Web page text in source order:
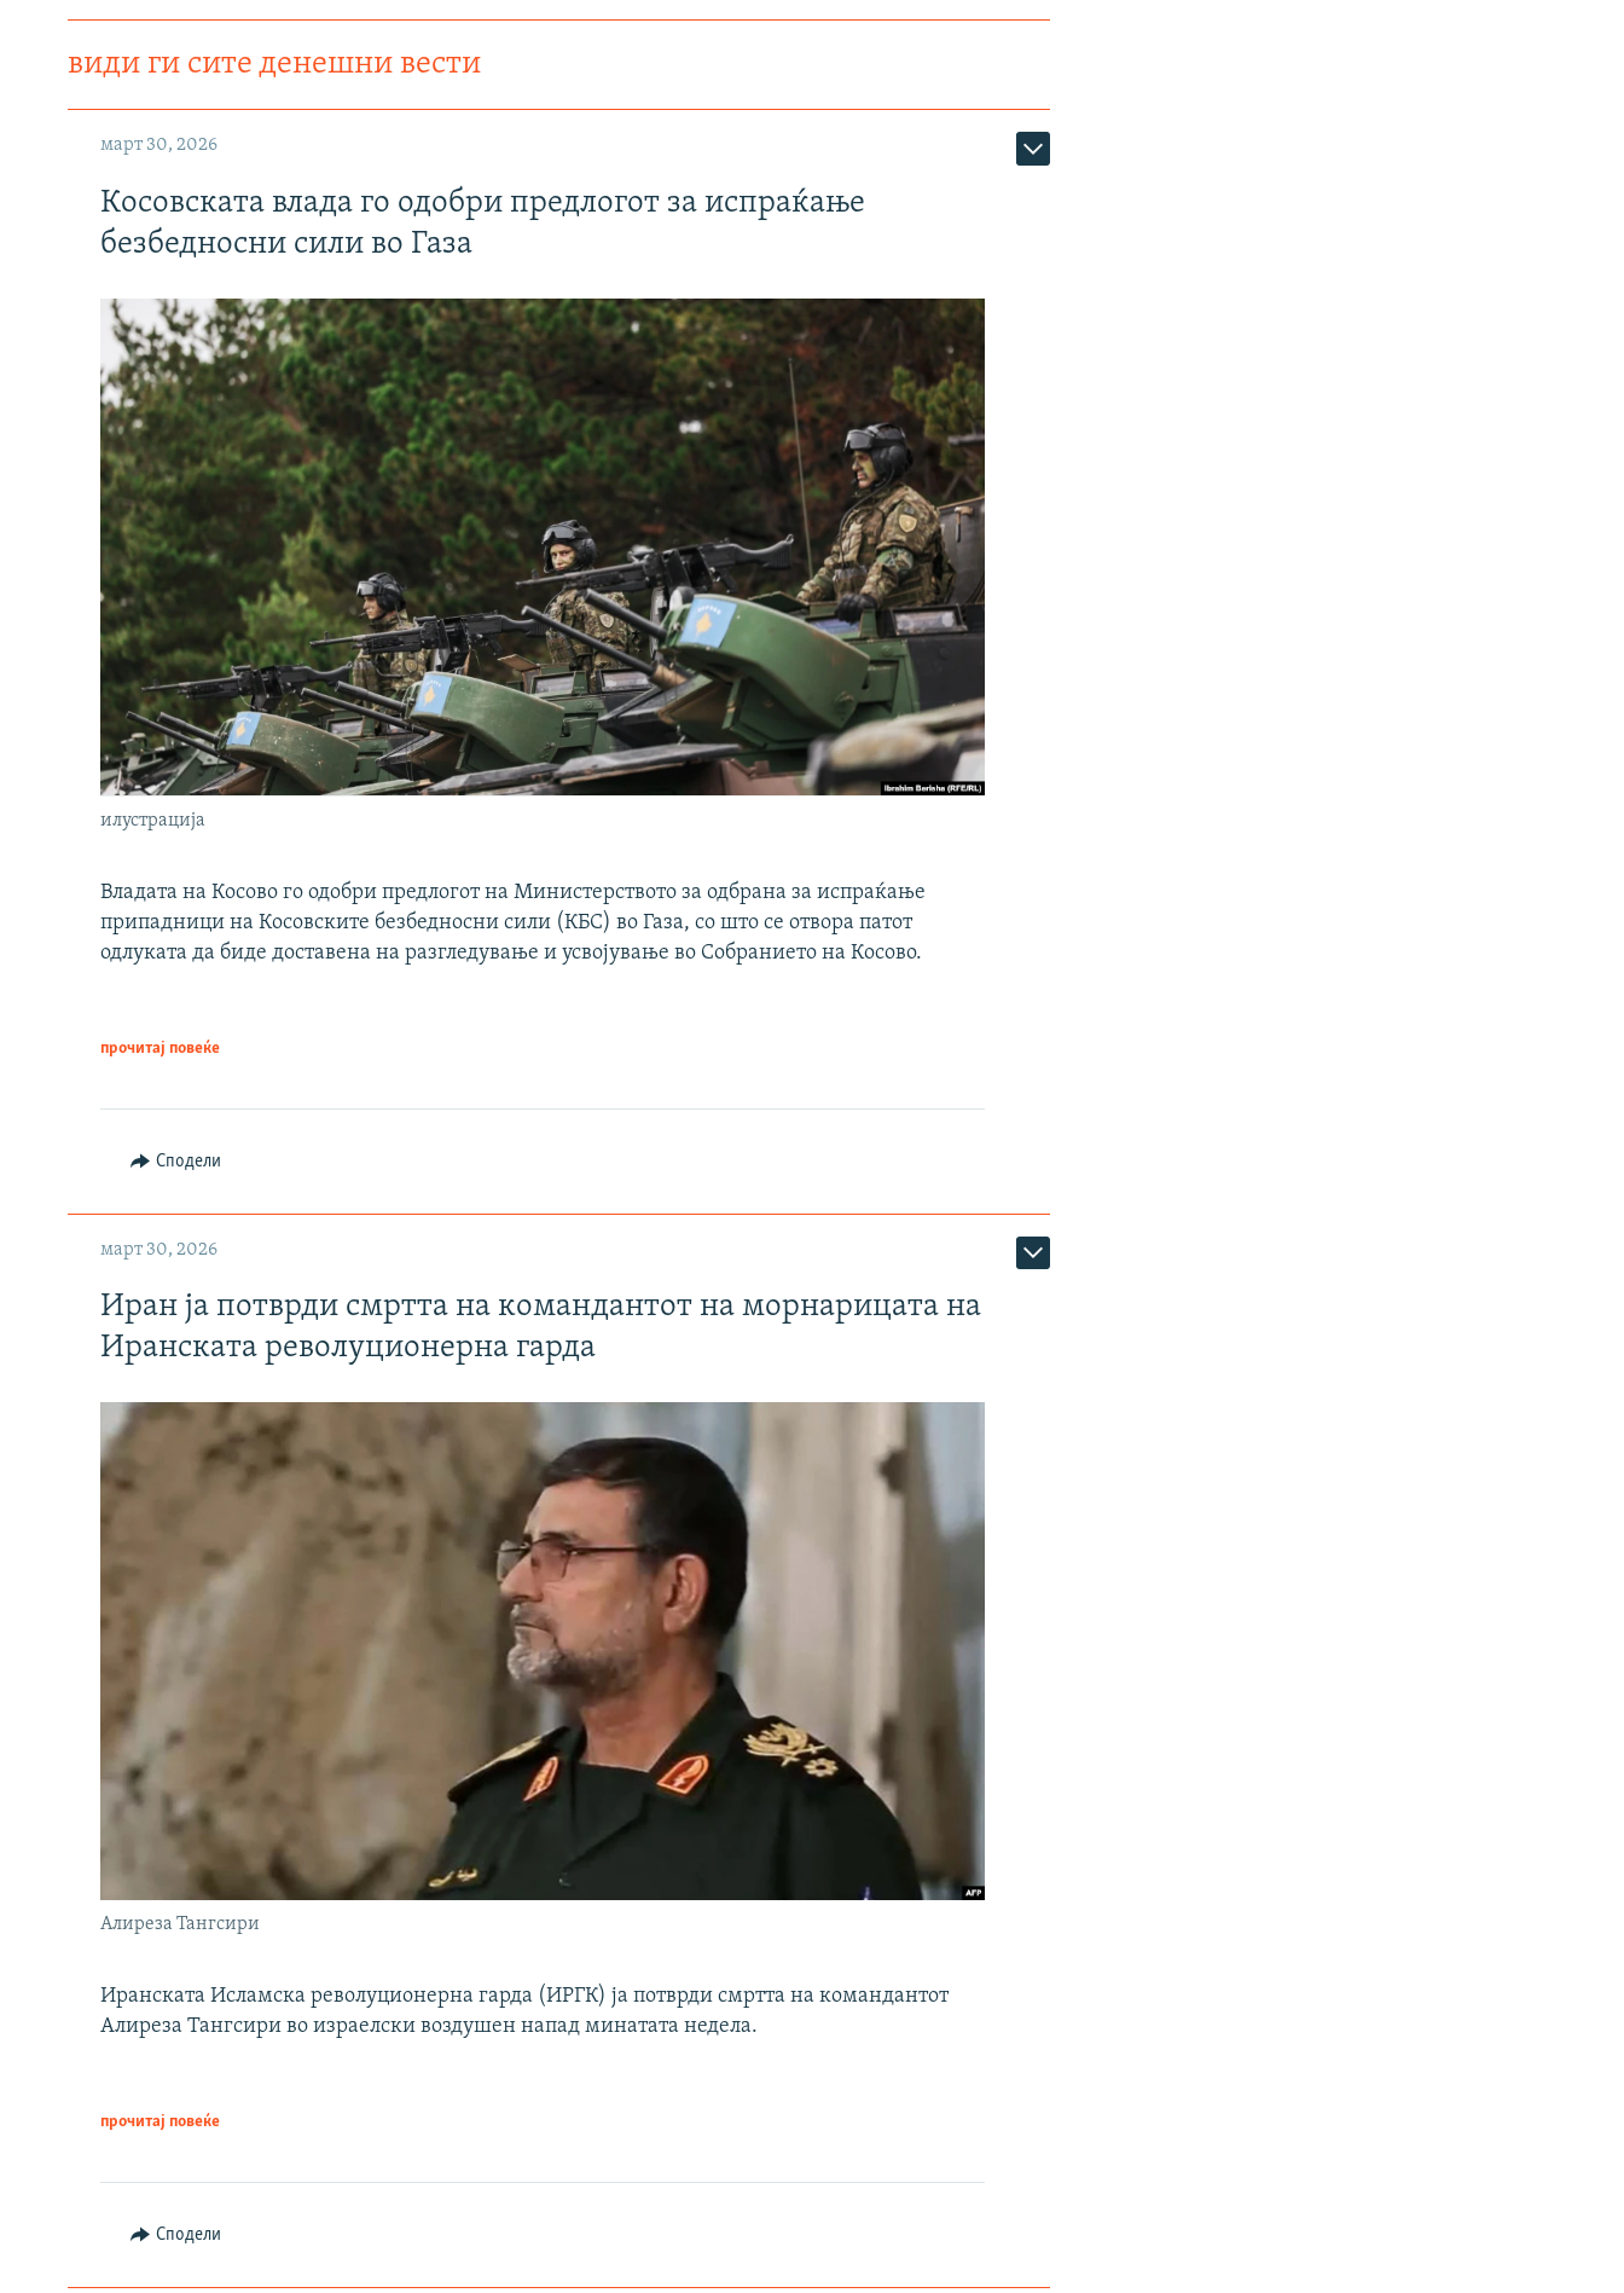
види ги сите денешни вести
март 30, 2026
Косовската влада го одобри предлогот за испраќање
безбедносни сили во Газа
илустрација
Владата на Косово го одобри предлогот на Министерството за одбрана за испраќање
припадници на Косовските безбедносни сили (КБС) во Газа, со што се отвора патот
одлуката да биде доставена на разгледување и усвојување во Собранието на Косово.
прочитај повеќе
Сподели
март 30, 2026
Иран ја потврди смртта на командантот на морнарицата на
Иранската револуционерна гарда
Алиреза Тангсири
Иранската Исламска револуционерна гарда (ИРГК) ја потврди смртта на командантот
Алиреза Тангсири во израелски воздушен напад минатата недела.
прочитај повеќе
Сподели